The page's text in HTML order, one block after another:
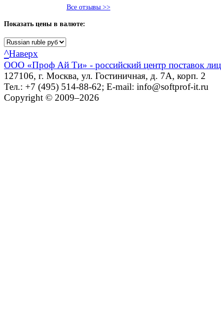
Все отзывы >>
Показать цены в валюте:
^Наверх
ООО «Проф Ай Ти» - российский центр поставок
127106, г. Москва, ул. Гостиничная, д. 7А, корп. 2
Тел.: +7 (495) 514-88-62; E-mail: info@softprof-it.ru
Copyright © 2009–2026